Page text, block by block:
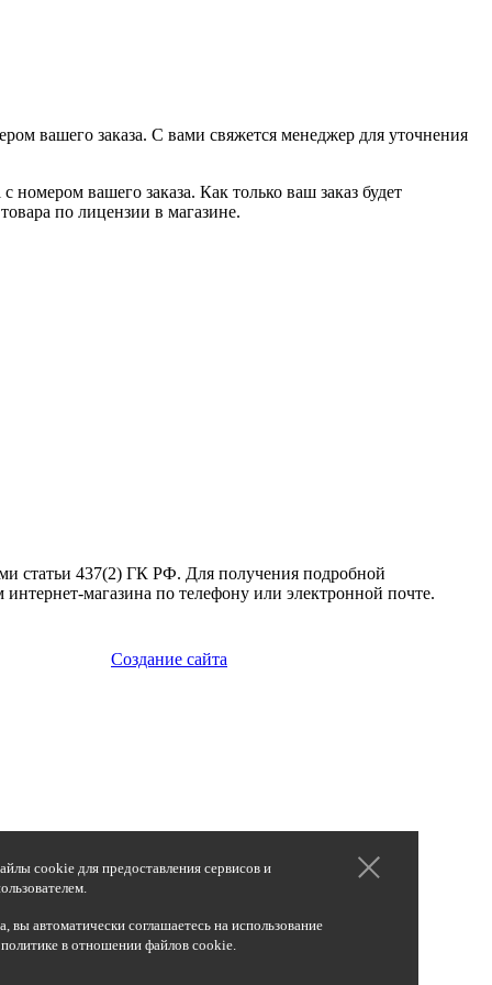
вашего заказа. С вами свяжется менеджер для уточнения
вашего заказа. Как только ваш заказ будет
по лицензии в магазине.
статьи 437(2) ГК РФ. Для получения подробной
магазина по телефону или электронной почте.
Создание сайта
cookie для предоставления сервисов и
вы автоматически соглашаетесь на использование
в отношении файлов cookie.